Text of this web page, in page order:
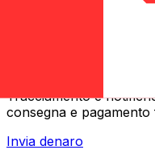
Tracciamento e
consegna e pagamento
Invia denaro